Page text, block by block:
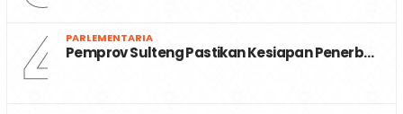
4 PARLEMENTARIA
Pemprov Sulteng Pastikan Kesiapan Penerb…